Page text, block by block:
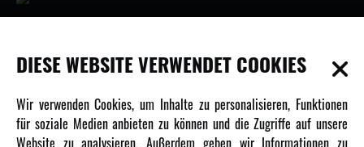
INFORMATIONEN
Newsletter
Über uns
DIESE WEBSITE VERWENDET COOKIES
Wir verwenden Cookies, um Inhalte zu personalisieren, Funktionen
für soziale Medien anbieten zu können und die Zugriffe auf unsere
Website zu analysieren. Außerdem geben wir Informationen zu